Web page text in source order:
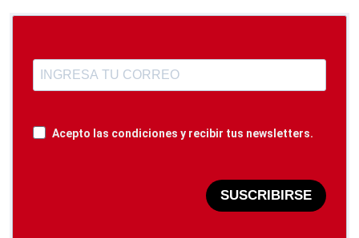
Acepto las condiciones y recibir tus newsletters.
SUSCRIBIRSE